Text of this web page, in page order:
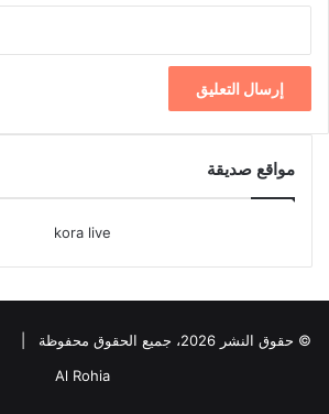
مواقع صديقة
kora live
© حقوق النشر 2026، جميع الحقوق محفوظة |
Al Rohia